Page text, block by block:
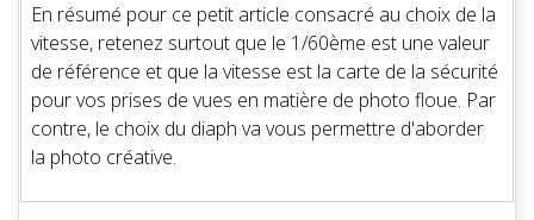
En résumé pour ce petit article consacré au choix de la
vitesse, retenez surtout que le 1/60ème est une valeur
de référence et que la vitesse est la carte de la sécurité
pour vos prises de vues en matière de photo floue. Par
contre, le choix du diaph va vous permettre d'aborder
la photo créative.